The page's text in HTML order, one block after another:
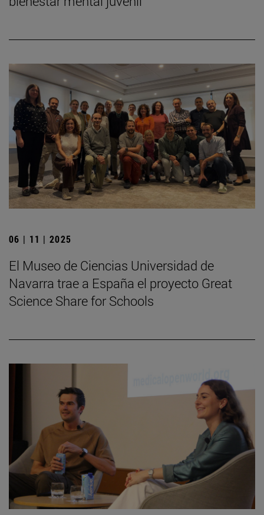
06 | 11 | 2025
El Museo de Ciencias Universidad de
Navarra trae a España el proyecto Great
Science Share for Schools